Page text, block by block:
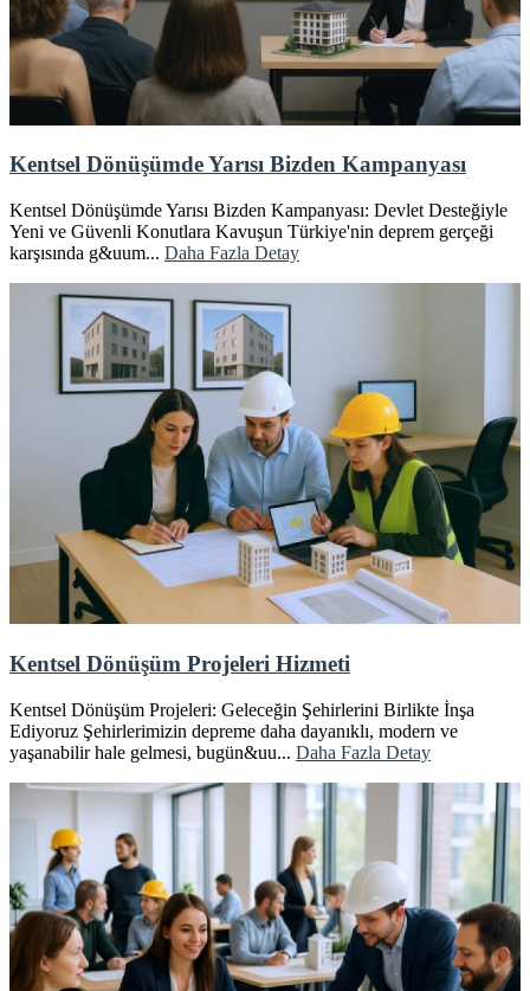
Kentsel Dönüşümde Yarısı Bizden Kampanyası
Kentsel Dönüşümde Yarısı Bizden Kampanyası: Devlet Desteğiyle
Yeni ve Güvenli Konutlara Kavuşun Türkiye'nin deprem gerçeği
karşısında g&uum... Daha Fazla Detay
Kentsel Dönüşüm Projeleri Hizmeti
Kentsel Dönüşüm Projeleri: Geleceğin Şehirlerini Birlikte İnşa
Ediyoruz Şehirlerimizin depreme daha dayanıklı, modern ve
yaşanabilir hale gelmesi, bugün&uu... Daha Fazla Detay